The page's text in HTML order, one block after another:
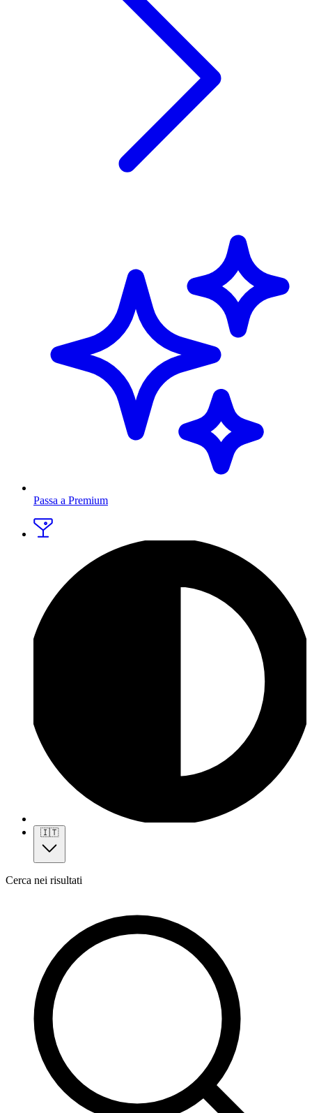
Passa a Premium
🇮🇹
Cerca nei risultati